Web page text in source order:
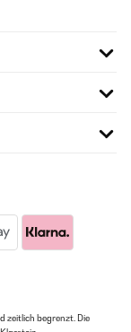
Überrascht von
bei dem Preis
der Fall. War aber
mit der
für
zeitlich begrenzt. Die